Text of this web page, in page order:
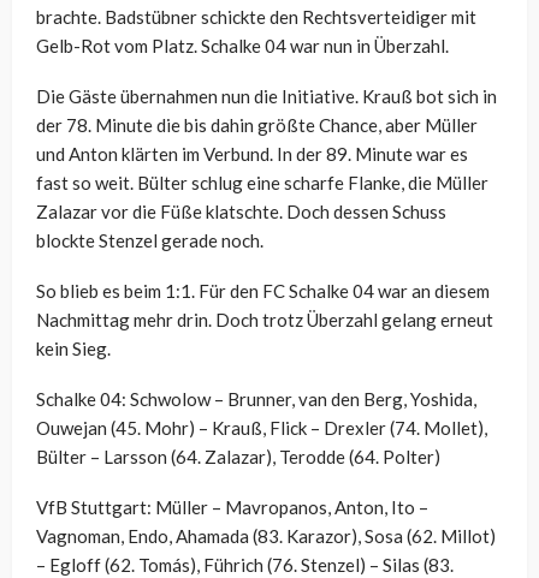
brachte. Badstübner schickte den Rechtsverteidiger mit
Gelb-Rot vom Platz. Schalke 04 war nun in Überzahl.
Die Gäste übernahmen nun die Initiative. Krauß bot sich in
der 78. Minute die bis dahin größte Chance, aber Müller
und Anton klärten im Verbund. In der 89. Minute war es
fast so weit. Bülter schlug eine scharfe Flanke, die Müller
Zalazar vor die Füße klatschte. Doch dessen Schuss
blockte Stenzel gerade noch.
So blieb es beim 1:1. Für den FC Schalke 04 war an diesem
Nachmittag mehr drin. Doch trotz Überzahl gelang erneut
kein Sieg.
Schalke 04: Schwolow – Brunner, van den Berg, Yoshida,
Ouwejan (45. Mohr) – Krauß, Flick – Drexler (74. Mollet),
Bülter – Larsson (64. Zalazar), Terodde (64. Polter)
VfB Stuttgart: Müller – Mavropanos, Anton, Ito –
Vagnoman, Endo, Ahamada (83. Karazor), Sosa (62. Millot)
– Egloff (62. Tomás), Führich (76. Stenzel) – Silas (83.